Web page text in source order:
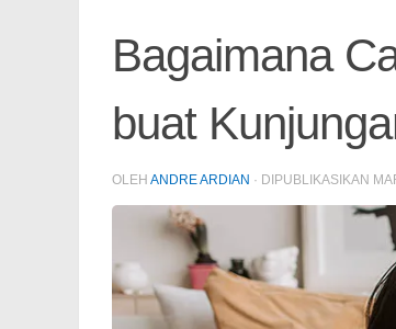
Bagaimana
buat
OLEH ANDRE ARDIAN · DIPUBLIKASIKAN